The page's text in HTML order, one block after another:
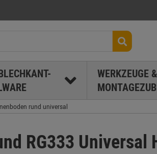
WERKZEUGE &
rund universal
RG333 Universal